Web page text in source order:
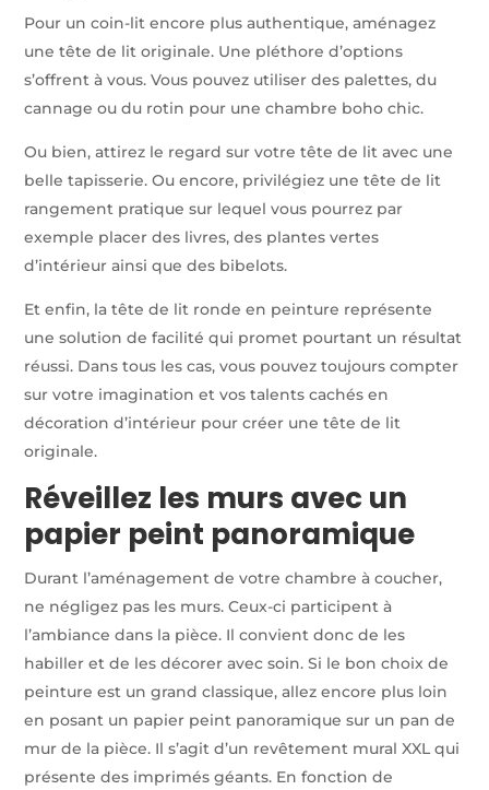
Pour un coin-lit encore plus authentique, aménagez
une tête de lit originale. Une pléthore d’options
s’offrent à vous. Vous pouvez utiliser des palettes, du
cannage ou du rotin pour une chambre boho chic.
Ou bien, attirez le regard sur votre tête de lit avec une
belle tapisserie. Ou encore, privilégiez une tête de lit
rangement pratique sur lequel vous pourrez par
exemple placer des livres, des plantes vertes
d’intérieur ainsi que des bibelots.
Et enfin, la tête de lit ronde en peinture représente
une solution de facilité qui promet pourtant un résultat
réussi. Dans tous les cas, vous pouvez toujours compter
sur votre imagination et vos talents cachés en
décoration d’intérieur pour créer une tête de lit
originale.
Réveillez les murs avec un
papier peint panoramique
Durant l’aménagement de votre chambre à coucher,
ne négligez pas les murs. Ceux-ci participent à
l’ambiance dans la pièce. Il convient donc de les
habiller et de les décorer avec soin. Si le bon choix de
peinture est un grand classique, allez encore plus loin
en posant un papier peint panoramique sur un pan de
mur de la pièce. Il s’agit d’un revêtement mural XXL qui
présente des imprimés géants. En fonction de